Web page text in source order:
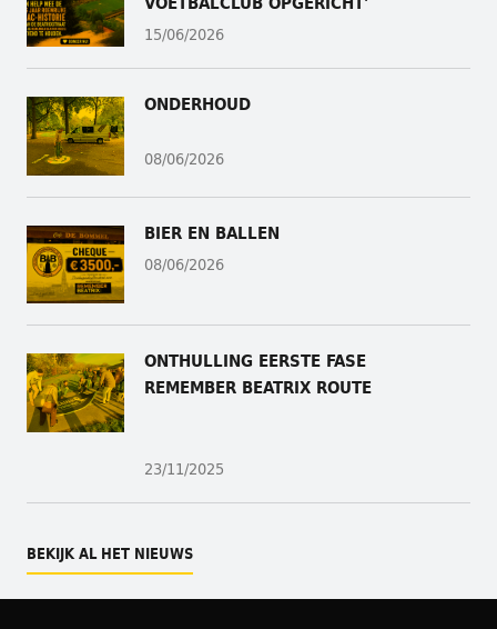
15/06/2026
ONDERHOUD
08/06/2026
BIER EN BALLEN
08/06/2026
ONTHULLING EERSTE FASE
REMEMBER BEATRIX ROUTE
23/11/2025
BEKIJK AL HET NIEUWS